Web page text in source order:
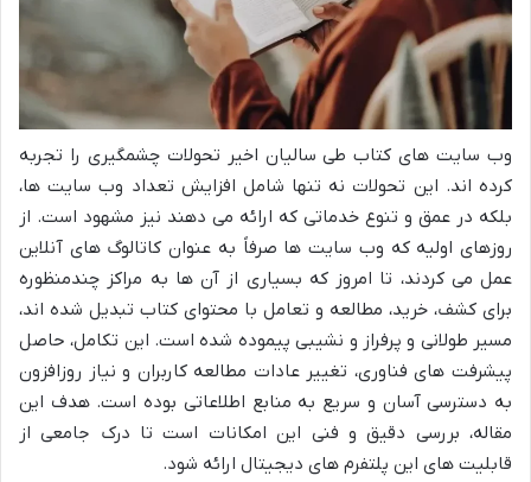
وب سایت های کتاب طی سالیان اخیر تحولات چشمگیری را تجربه
کرده اند. این تحولات نه تنها شامل افزایش تعداد وب سایت ها،
بلکه در عمق و تنوع خدماتی که ارائه می دهند نیز مشهود است. از
روزهای اولیه که وب سایت ها صرفاً به عنوان کاتالوگ های آنلاین
عمل می کردند، تا امروز که بسیاری از آن ها به مراکز چندمنظوره
برای کشف، خرید، مطالعه و تعامل با محتوای کتاب تبدیل شده اند،
مسیر طولانی و پرفراز و نشیبی پیموده شده است. این تکامل، حاصل
پیشرفت های فناوری، تغییر عادات مطالعه کاربران و نیاز روزافزون
به دسترسی آسان و سریع به منابع اطلاعاتی بوده است. هدف این
مقاله، بررسی دقیق و فنی این امکانات است تا درک جامعی از
قابلیت های این پلتفرم های دیجیتال ارائه شود.